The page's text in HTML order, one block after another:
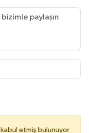
kabul etmiş bulunuyor